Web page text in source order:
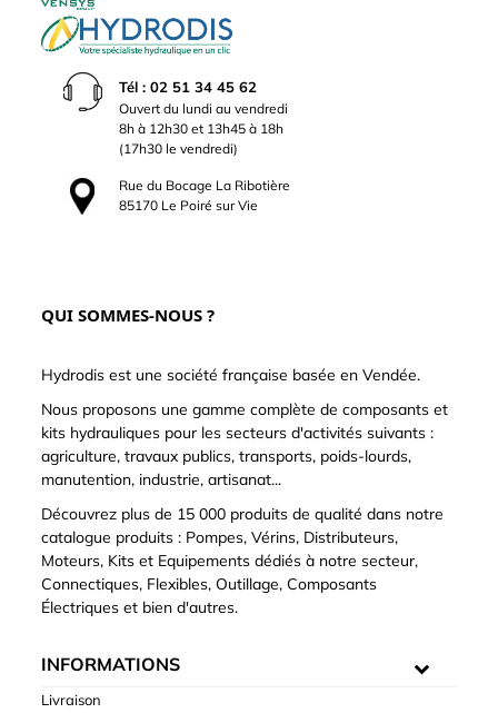
Tél : 02 51 34 45 62
Ouvert du lundi au vendredi
8h à 12h30 et 13h45 à 18h
(17h30 le vendredi)
Rue du Bocage La Ribotière
85170 Le Poiré sur Vie
QUI SOMMES-NOUS ?
Hydrodis est une société française basée en Vendée.
Nous proposons une gamme complète de composants et
kits hydrauliques pour les secteurs d'activités suivants :
agriculture, travaux publics, transports, poids-lourds,
manutention, industrie, artisanat...
Découvrez plus de 15 000 produits de qualité dans notre
catalogue produits : Pompes, Vérins, Distributeurs,
Moteurs, Kits et Equipements dédiés à notre secteur,
Connectiques, Flexibles, Outillage, Composants
Électriques et bien d'autres.
INFORMATIONS
Livraison